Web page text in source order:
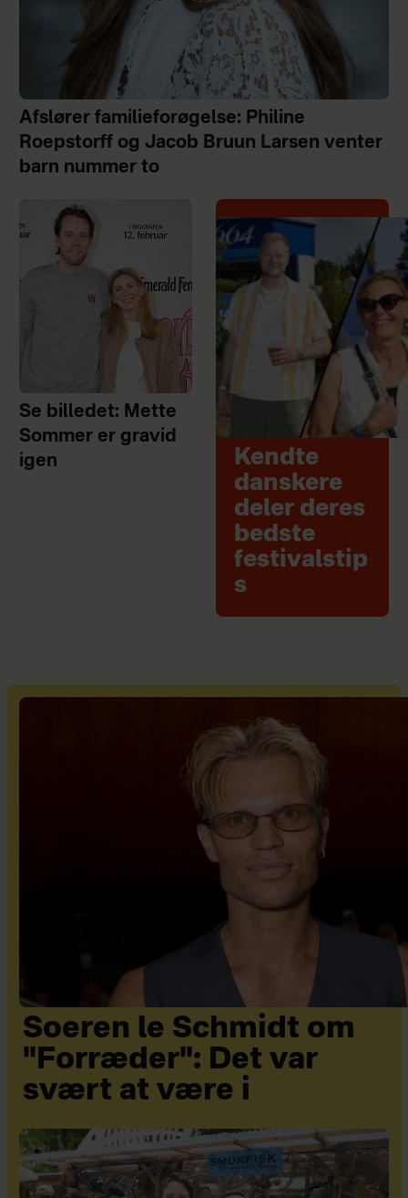
Afslører familieforøgelse: Philine
Roepstorff og Jacob Bruun Larsen venter
barn nummer to
Se billedet: Mette
Sommer er gravid
igen
Kendte
danskere
deler deres
bedste
festivalstip
s
Soeren le Schmidt om
"Forræder": Det var
svært at være i